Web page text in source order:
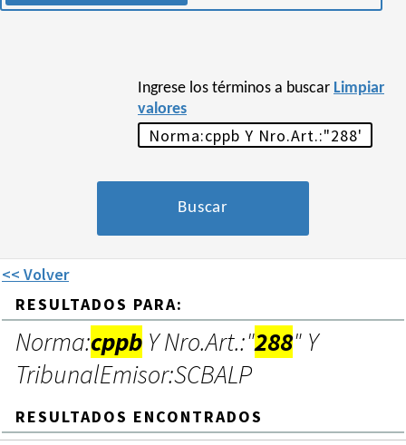
Ingrese los términos a buscar Limpiar
valores
<< Volver
RESULTADOS PARA:
Norma:cppb Y Nro.Art.:"288" Y
TribunalEmisor:SCBALP
RESULTADOS ENCONTRADOS